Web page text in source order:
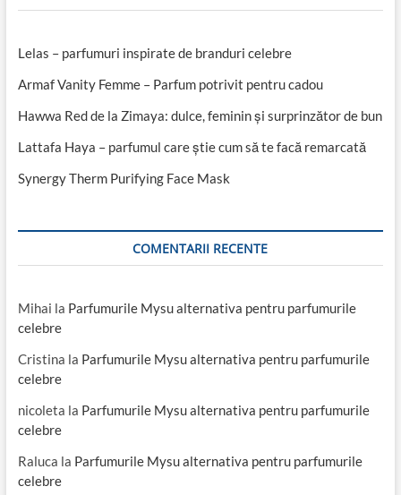
remarcată
Lelas – parfumuri inspirate de branduri celebre
Armaf Vanity Femme – Parfum potrivit pentru cadou
Hawwa Red de la Zimaya: dulce, feminin și surprinzător de bun
Lattafa Haya – parfumul care știe cum să te facă remarcată
Synergy Therm Purifying Face Mask
COMENTARII RECENTE
Mihai la Parfumurile Mysu alternativa pentru parfumurile
celebre
Cristina la Parfumurile Mysu alternativa pentru parfumurile
celebre
nicoleta la Parfumurile Mysu alternativa pentru parfumurile
celebre
Raluca la Parfumurile Mysu alternativa pentru parfumurile
celebre